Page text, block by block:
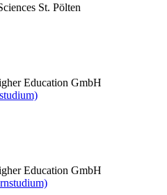
St. Pölten
Education GmbH
Education GmbH